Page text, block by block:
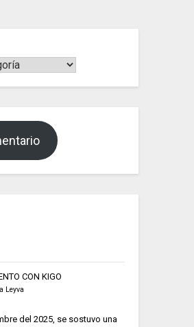
CON KIGO
Leyva
del 2025, se sostuvo una